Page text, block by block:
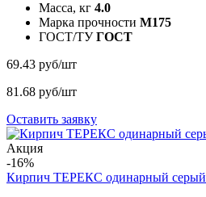
Масса, кг 4.0
Марка прочности M175
ГОСТ/ТУ ГОСТ
69.43 руб/шт
81.68 руб/шт
Оставить заявку
Акция
-16%
Кирпич ТЕРЕКС одинарный серый